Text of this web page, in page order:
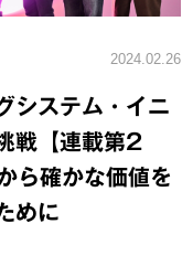
2024.02.26
システム・イニ
戦【連載第2
確かな価値を
めに